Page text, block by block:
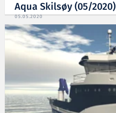
Aqua Skilsøy (05/2020)
05.05.2020